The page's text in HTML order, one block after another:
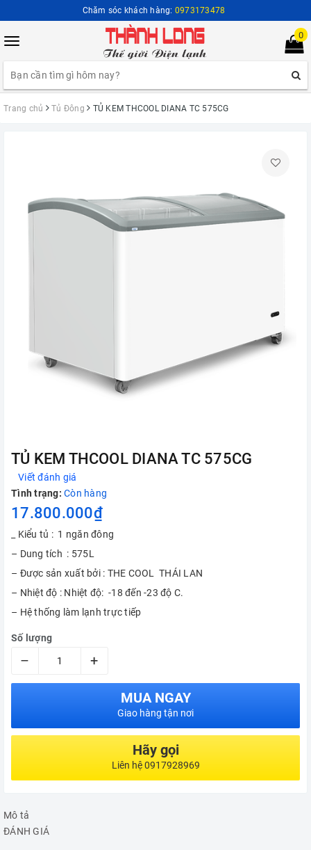
Chăm sóc khách hàng: 0973173478
Toggle
0
Trang chủ Tủ Đông TỦ KEM THCOOL DIANA TC 575CG
TỦ KEM THCOOL DIANA TC 575CG
Viết đánh giá
Tình trạng: Còn hàng
17.800.000₫
_ Kiểu tủ : 1 ngăn đông
– Dung tích : 575L
– Được sản xuất bởi : THE COOL THÁI LAN
– Nhiệt độ : Nhiệt độ: -18 đến -23 độ C.
– Hệ thống làm lạnh trực tiếp
Số lượng
– +
MUA NGAY
Giao hàng tận nơi
Hãy gọi
Liên hệ 0917928969
Mô tả
ĐÁNH GIÁ